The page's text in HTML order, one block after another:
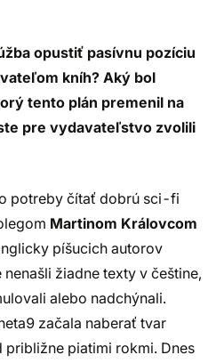
opustiť pasívnu pozíciu
kníh? Aký bol
tento plán premenil na
pre vydavateľstvo zvolili
potreby čítať dobrú sci-fi
Martinom Královcom
píšucich autorov
žiadne texty v češtine,
alebo nadchýnali.
začala naberať tvar
približne piatimi rokmi. Dnes